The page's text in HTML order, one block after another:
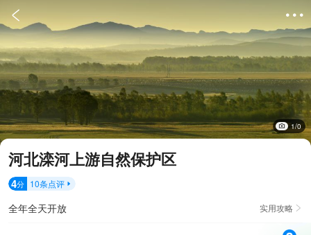
 
1/0
河北滦河上游自然保护区
4分 10条点评 
全年全天开放 实用攻略 